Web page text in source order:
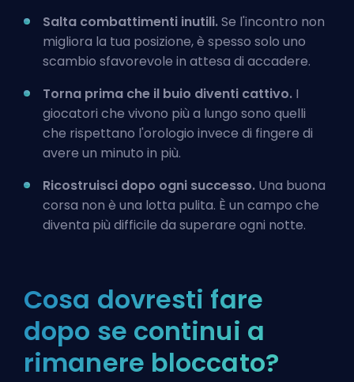
Salta combattimenti inutili.Se l'incontro non
migliora la tua posizione, è spesso solo uno
scambio sfavorevole in attesa di accadere.
Torna prima che il buio diventi cattivo. I
giocatori che vivono più a lungo sono quelli
che rispettano l'orologio invece di fingere di
avere un minuto in più.
Ricostruisci dopo ogni successo. Una buona
corsa non è una lotta pulita. È un campo che
diventa più difficile da superare ogni notte.
Cosa dovresti fare
dopo se continui a
rimanere bloccato?